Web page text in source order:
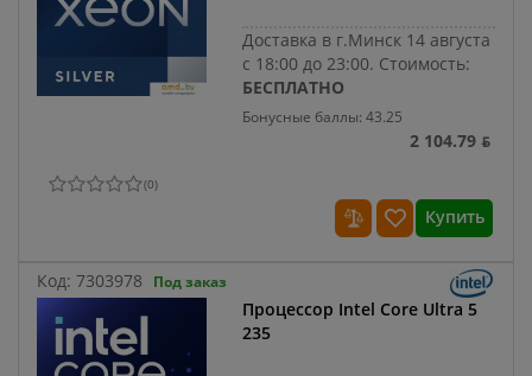
Доставка в г.Минск 14 августа
с 18:00 до 23:00. Стоимость:
БЕСПЛАТНО
Бонусные баллы: 43.25
2 104.79 ƃ
(0)
Купить
Код: 7303978 Под заказ
Процессор Intel Core Ultra 5
235